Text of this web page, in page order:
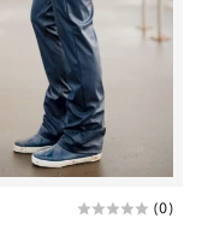
(0)